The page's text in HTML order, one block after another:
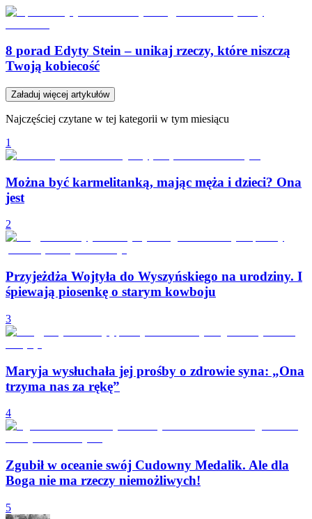
8 porad Edyty Stein – unikaj rzeczy, które niszczą
Twoją kobiecość
Załaduj więcej artykułów
Najczęściej czytane w tej kategorii w tym miesiącu
1
Można być karmelitanką, mając męża i dzieci? Ona
jest
2
Przyjeżdża Wojtyła do Wyszyńskiego na urodziny. I
śpiewają piosenkę o starym kowboju
3
Maryja wysłuchała jej prośby o zdrowie syna: „Ona
trzyma nas za rękę”
4
Zgubił w oceanie swój Cudowny Medalik. Ale dla
Boga nie ma rzeczy niemożliwych!
5